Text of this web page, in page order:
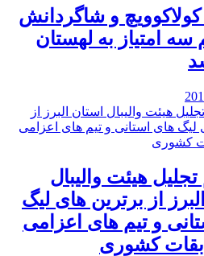
کولاکوویچ و شاگردانش
سه امتیاز به لهستان
هیئت والیبال
از برترین های لیگ
و تیم های اعزامی
کشوری